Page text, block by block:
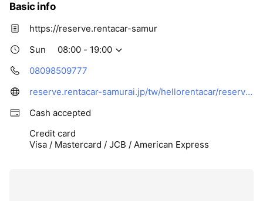
Basic info
https://reserve.rentacar-samur
Sun
08:00 - 19:00
08098509777
reserve.rentacar-samurai.jp/tw/hellorentacar/reserve?si=1417#car_class6586
Cash accepted
Credit card
Visa / Mastercard / JCB / American Express